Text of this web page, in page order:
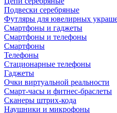
Подвески серебряные
Футляры для ювелирных
Смартфоны и гаджеты
Смартфоны и телефоны
Смартфоны
Телефоны
Стационарные телефоны
Гаджеты
Очки виртуальной реальности
Смарт-часы и фитнес-браслеты
Сканеры штрих-кода
Наушники и микрофоны